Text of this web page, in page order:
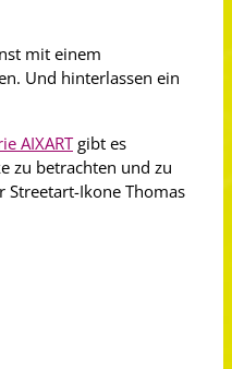
mit einem
Und hinterlassen ein
AIXARTgibt es
zu betrachten und zu
Streetart-Ikone Thomas